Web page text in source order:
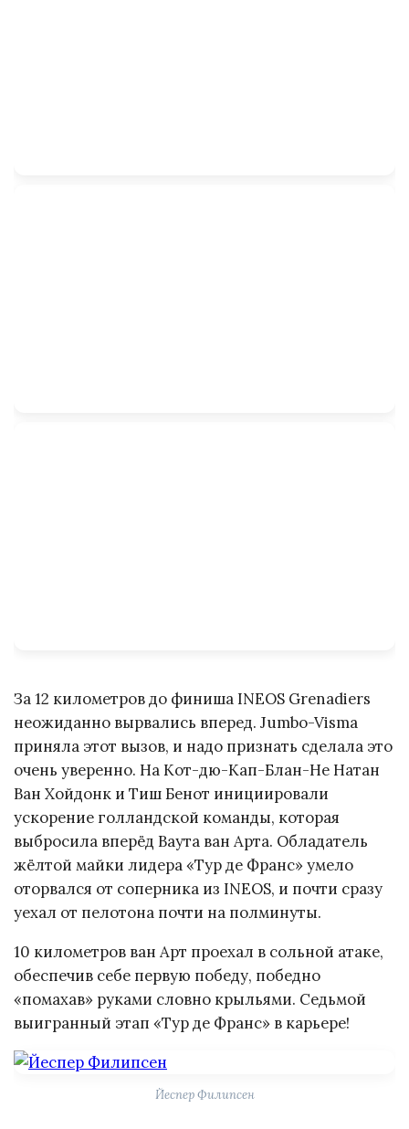
За 12 километров до финиша INEOS Grenadiers
неожиданно вырвались вперед. Jumbo-Visma
приняла этот вызов, и надо признать сделала это
очень уверенно. На Кот-дю-Кап-Блан-Не Натан
Ван Хойдонк и Тиш Бенот инициировали
ускорение голландской команды, которая
выбросила вперёд Ваута ван Арта. Обладатель
жёлтой майки лидера «Тур де Франс» умело
оторвался от соперника из INEOS, и почти сразу
уехал от пелотона почти на полминуты.
10 километров ван Арт проехал в сольной атаке,
обеспечив себе первую победу, победно
«помахав» руками словно крыльями. Седьмой
выигранный этап «Тур де Франс» в карьере!
Йеспер Филипсен